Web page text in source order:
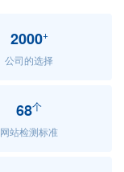
2000+
公司的选择
68个
网站检测标准